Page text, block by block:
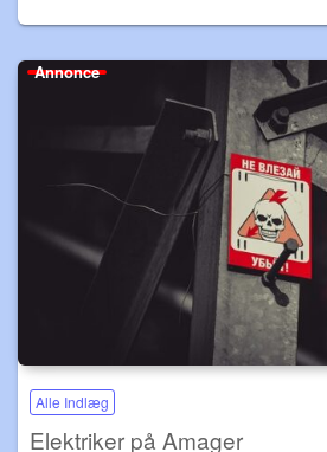
Annonce
Alle Indlæg
Elektriker på Amager